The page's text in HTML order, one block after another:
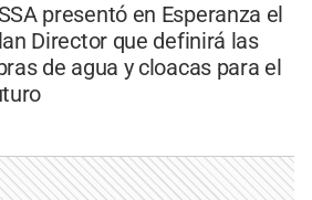
presentó en Esperanza el
Director que definirá las
de agua y cloacas para el